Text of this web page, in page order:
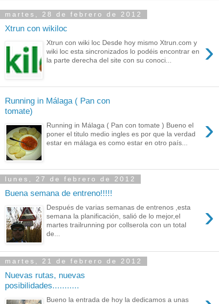
martes, 28 de febrero de 2012
Xtrun con wikiloc
›
Xtrun con wiki loc Desde hoy mismo Xtrun.com y
wiki loc esta sincronizados lo podéis encontrar en
la parte derecha del site con su conoci...
Running in Málaga ( Pan con
tomate)
›
Running in Málaga ( Pan con tomate ) Bueno el
poner el titulo medio ingles es por que la verdad
estar en málaga es como estar en otro país...
lunes, 27 de febrero de 2012
Buena semana de entreno!!!!!
›
Después de varias semanas de entrenos ,esta
semana la planificación, salió de lo mejor,el
martes trailrunning por collserola con un total
de...
martes, 21 de febrero de 2012
Nuevas rutas, nuevas
posibilidades...........
Bueno la entrada de hoy la dedicamos a unas